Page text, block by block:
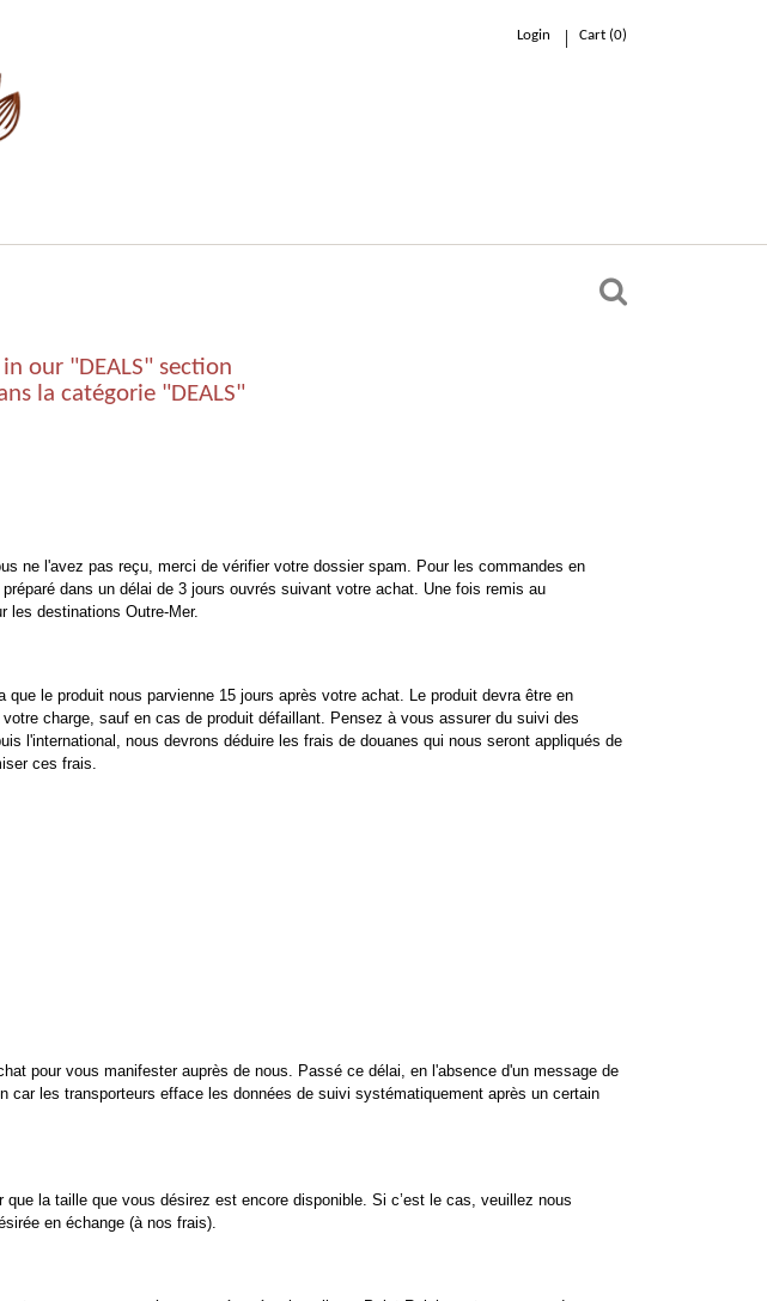
Login Cart (0)
in our "DEALS" section
la catégorie "DEALS"
ne l'avez pas reçu, merci de vérifier votre dossier spam. Pour les commandes en
dans un délai de 3 jours ouvrés suivant votre achat. Une fois remis au
les destinations Outre-Mer.
le produit nous parvienne 15 jours après votre achat. Le produit devra être en
charge, sauf en cas de produit défaillant. Pensez à vous assurer du suivi des
l'international, nous devrons déduire les frais de douanes qui nous seront appliqués de
ces frais.
pour vous manifester auprès de nous. Passé ce délai, en l'absence d'un message de
les transporteurs efface les données de suivi systématiquement après un certain
la taille que vous désirez est encore disponible. Si c’est le cas, veuillez nous
en échange (à nos frais).